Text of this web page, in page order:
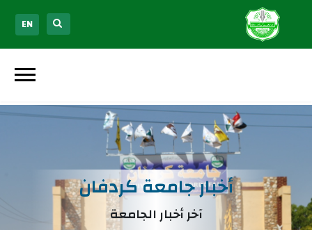
EN
أخبار جامعة كردفان
آخر أخبار الجامعة